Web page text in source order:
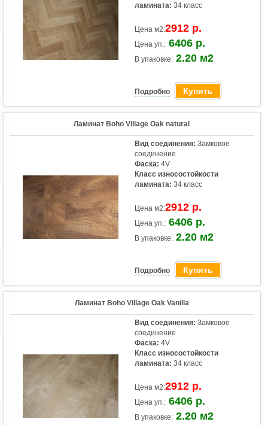
ламината: 34 класс
Цена м2:2912 р.
Цена уп.: 6406 р.
В упаковке: 2.20 м2
Подробно Купить
Ламинат Boho Village Oak natural
Вид соединения: Замковое
соединение
Фаска: 4V
Класс износостойкости
ламината: 34 класс
Цена м2:2912 р.
Цена уп.: 6406 р.
В упаковке: 2.20 м2
Подробно Купить
Ламинат Boho Village Oak Vanilla
Вид соединения: Замковое
соединение
Фаска: 4V
Класс износостойкости
ламината: 34 класс
Цена м2:2912 р.
Цена уп.: 6406 р.
В упаковке: 2.20 м2